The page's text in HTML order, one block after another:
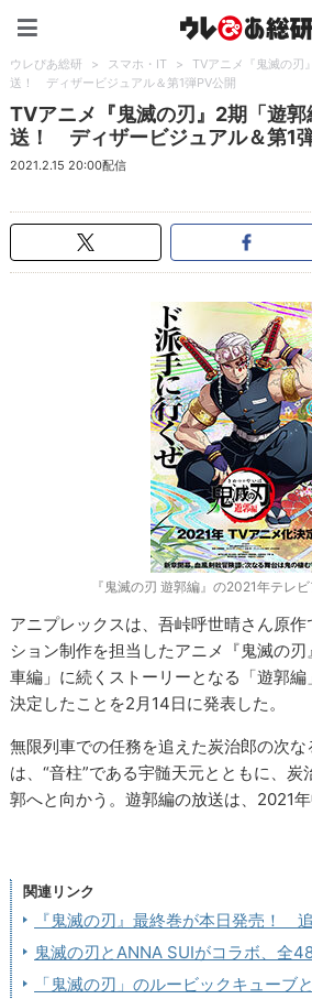
ウレぴあ総研 > スマホ・IT >
TVアニメ『鬼滅の刃
送！ ディザービジュアル＆第1弾PV公開
TVアニメ『鬼滅の刃』2期「遊
送！ ディザービジュアル＆第1
2021.2.15 20:00配信
『鬼滅の刃 遊郭編』の2021年テレ
アニプレックスは、吾峠呼世晴さん原
ション制作を担当したアニメ『鬼滅の刃
車編」に続くストーリーとなる「遊郭
決定したことを2月14日に発表した。
無限列車での任務を追えた炭治郎の次
は、“音柱”である宇髄天元とともに、炭
郭へと向かう。遊郭編の放送は、2021年
関連リンク
『鬼滅の刃』最終巻が本日発売！
鬼滅の刃とANNA SUIがコラボ、全
「鬼滅の刃」のルービックキューブ